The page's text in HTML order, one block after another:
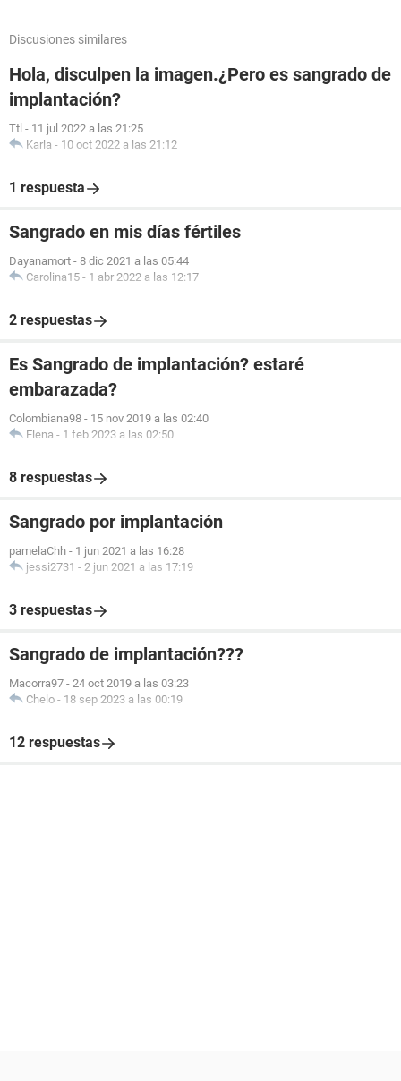
Discusiones similares
Hola, disculpen la imagen.¿Pero es sangrado de
implantación?
Ttl - 11 jul 2022 a las 21:25
Karla - 10 oct 2022 a las 21:12
1 respuesta
Sangrado en mis días fértiles
Dayanamort - 8 dic 2021 a las 05:44
Carolina15 - 1 abr 2022 a las 12:17
2 respuestas
Es Sangrado de implantación? estaré
embarazada?
Colombiana98 - 15 nov 2019 a las 02:40
Elena - 1 feb 2023 a las 02:50
8 respuestas
Sangrado por implantación
pamelaChh - 1 jun 2021 a las 16:28
jessi2731 - 2 jun 2021 a las 17:19
3 respuestas
Sangrado de implantación???
Macorra97 - 24 oct 2019 a las 03:23
Chelo - 18 sep 2023 a las 00:19
12 respuestas